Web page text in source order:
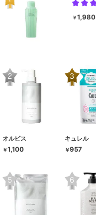
￥1,980
オルビス
￥1,100
キュレル
￥957